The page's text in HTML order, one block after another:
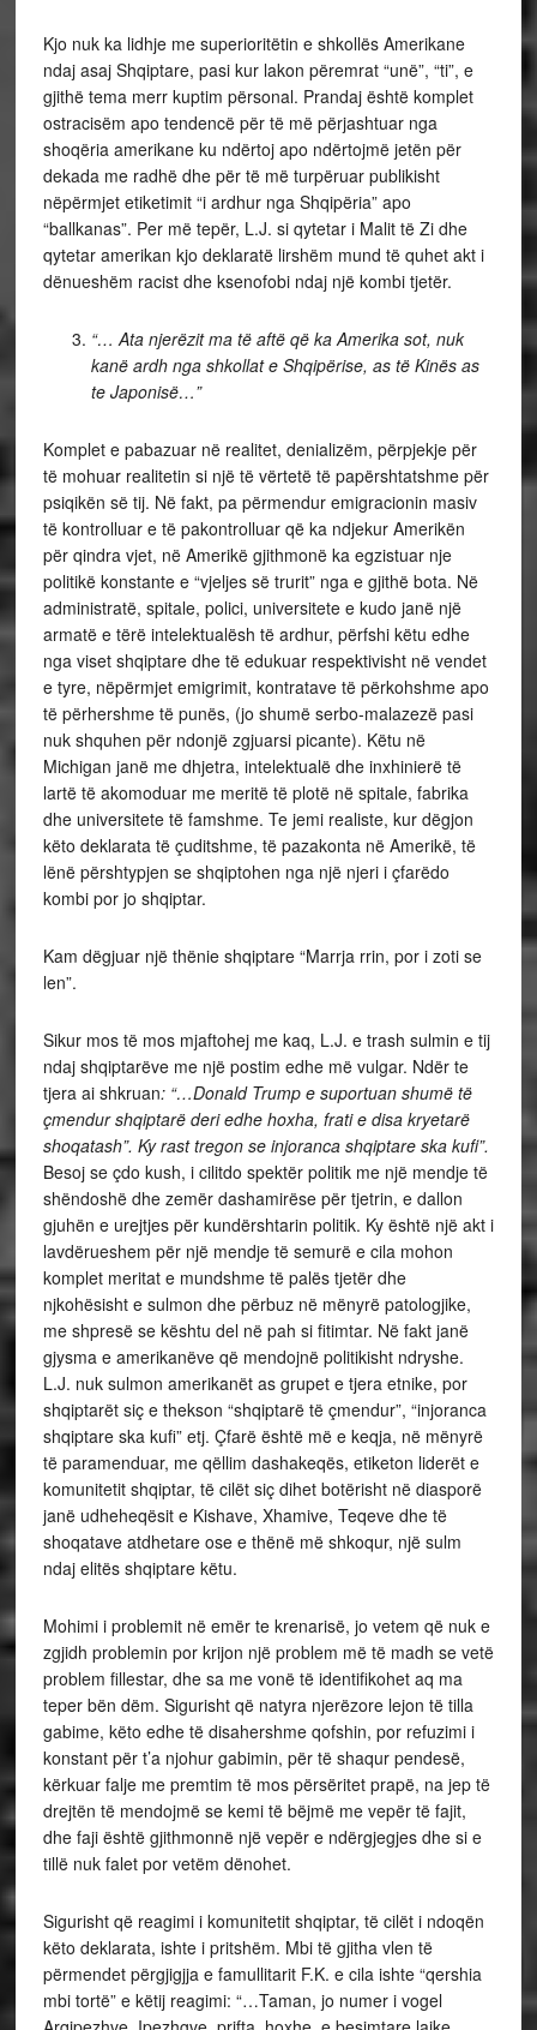
Kjo nuk ka lidhje me superioritëtin e shkollës Amerikane
ndaj asaj Shqiptare, pasi kur lakon përemrat “unë”, “ti”, e
gjithë tema merr kuptim përsonal. Prandaj është komplet
ostracisëm apo tendencë për të më përjashtuar nga
shoqëria amerikane ku ndërtoj apo ndërtojmë jetën për
dekada me radhë dhe për të më turpëruar publikisht
nëpërmjet etiketimit “i ardhur nga Shqipëria” apo
“ballkanas”. Per më tepër, L.J. si qytetar i Malit të Zi dhe
qytetar amerikan kjo deklaratë lirshëm mund të quhet akt i
dënueshëm racist dhe ksenofobi ndaj një kombi tjetër.
“… Ata njerëzit ma të aftë që ka Amerika sot, nuk
kanë ardh nga shkollat e Shqipërise, as të Kinës as
te Japonisë…”
Komplet e pabazuar në realitet, denializëm, përpjekje për
të mohuar realitetin si një të vërtetë të papërshtatshme për
psiqikën së tij. Në fakt, pa përmendur emigracionin masiv
të kontrolluar e të pakontrolluar që ka ndjekur Amerikën
për qindra vjet, në Amerikë gjithmonë ka egzistuar nje
politikë konstante e “vjeljes së trurit” nga e gjithë bota. Në
administratë, spitale, polici, universitete e kudo janë një
armatë e tërë intelektualësh të ardhur, përfshi këtu edhe
nga viset shqiptare dhe të edukuar respektivisht në vendet
e tyre, nëpërmjet emigrimit, kontratave të përkohshme apo
të përhershme të punës, (jo shumë serbo-malazezë pasi
nuk shquhen për ndonjë zgjuarsi picante). Këtu në
Michigan janë me dhjetra, intelektualë dhe inxhinierë të
lartë të akomoduar me meritë të plotë në spitale, fabrika
dhe universitete të famshme. Te jemi realiste, kur dëgjon
këto deklarata të çuditshme, të pazakonta në Amerikë, të
lënë përshtypjen se shqiptohen nga një njeri i çfarëdo
kombi por jo shqiptar.
Kam dëgjuar një thënie shqiptare “Marrja rrin, por i zoti se
len”.
Sikur mos të mos mjaftohej me kaq, L.J. e trash sulmin e tij
ndaj shqiptarëve me një postim edhe më vulgar. Ndër te
tjera ai shkruan: “…Donald Trump e suportuan shumë të
çmendur shqiptarë deri edhe hoxha, frati e disa kryetarë
shoqatash”. Ky rast tregon se injoranca shqiptare ska kufi”.
Besoj se çdo kush, i cilitdo spektër politik me një mendje të
shëndoshë dhe zemër dashamirëse për tjetrin, e dallon
gjuhën e urejtjes për kundërshtarin politik. Ky është një akt i
lavdërueshem për një mendje të semurë e cila mohon
komplet meritat e mundshme të palës tjetër dhe
njkohësisht e sulmon dhe përbuz në mënyrë patologjike,
me shpresë se kështu del në pah si fitimtar. Në fakt janë
gjysma e amerikanëve që mendojnë politikisht ndryshe.
L.J. nuk sulmon amerikanët as grupet e tjera etnike, por
shqiptarët siç e thekson “shqiptarë të çmendur”, “injoranca
shqiptare ska kufi” etj. Çfarë është më e keqja, në mënyrë
të paramenduar, me qëllim dashakeqës, etiketon liderët e
komunitetit shqiptar, të cilët siç dihet botërisht në diasporë
janë udheheqësit e Kishave, Xhamive, Teqeve dhe të
shoqatave atdhetare ose e thënë më shkoqur, një sulm
ndaj elitës shqiptare këtu.
Mohimi i problemit në emër te krenarisë, jo vetem që nuk e
zgjidh problemin por krijon një problem më të madh se vetë
problem fillestar, dhe sa me vonë të identifikohet aq ma
teper bën dëm. Sigurisht që natyra njerëzore lejon të tilla
gabime, këto edhe të disahershme qofshin, por refuzimi i
konstant për t’a njohur gabimin, për të shaqur pendesë,
kërkuar falje me premtim të mos përsëritet prapë, na jep të
drejtën të mendojmë se kemi të bëjmë me vepër të fajit,
dhe faji është gjithmonnë një vepër e ndërgjegjes dhe si e
tillë nuk falet por vetëm dënohet.
Sigurisht që reagimi i komunitetit shqiptar, të cilët i ndoqën
këto deklarata, ishte i pritshëm. Mbi të gjitha vlen të
përmendet përgjigjja e famullitarit F.K. e cila ishte “qershia
mbi tortë” e këtij reagimi: “…Taman, jo numer i vogel